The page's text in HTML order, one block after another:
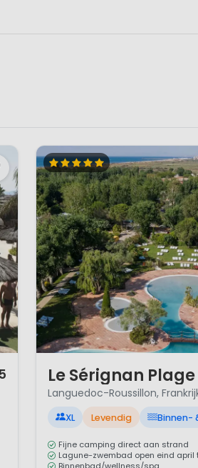
de grootste wijnstreek van
zomers. De stad Nîmes wordt
door de zee kennen de lente
per jaar! Je kunt dus in het voor-
Le Sérignan Plage
Languedoc-Roussillon,
XL Levendig Binnen-
Fijne camping direct aan strand
Lagune-zwembad open eind april